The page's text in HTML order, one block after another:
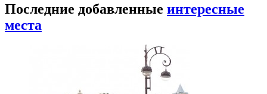
Последние добавленные интересные
места